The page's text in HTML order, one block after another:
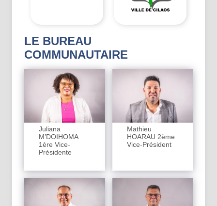
LE BUREAU
COMMUNAUTAIRE
Juliana
M’DOIHOMA
1ère Vice-
Présidente
Mathieu
HOARAU 2ème
Vice-Président